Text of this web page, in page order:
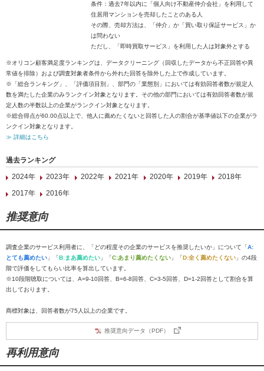
条件：過去7年以内に「個人向け不動産仲介会社」を利用して
住居用マンションを売却したことのある人
その際、売却方法は、「仲介」か「買い取り保証サービス」か
は問わない
ただし、「即時買取サービス」を利用した人は対象外とする
※オリコン顧客満足度ランキングは、データクリーニング（回収したデータから不正回答や異
常値を排除）および調査対象者条件から外れた回答を除外した上で作成しています。
※「総合ランキング」、「評価項目別」、部門の「業態別」においては有効回答者数が規定人
数を満たした企業のみランクイン対象となります。その他の部門においては有効回答者数が規
定人数の半数以上の企業がランクイン対象となります。
※総合得点が60.00点以上で、他人に薦めたくないと回答した人の割合が基準値以下の企業がラ
ンクイン対象となります。
≫ 詳細はこちら
過去ランキング
2024年
2023年 2022年 2021年 2020年 2019年
2018年
2017年
2016年
推奨意向
調査企業のサービス利用者に、「どの程度その企業のサービスを推奨したいか」について「A:
とても薦めたい 」「B:まあ薦めたい 」「C:あまり薦めたくない 」「D:全く薦めたくない 」の4段
階で評価をしてもらい比率を算出しています。
※10段階聴取については、A=9-10回答、B=6-8回答、C=3-5回答、D=1-2回答として割合を算
出しております。
商標対象は、回答者数が75人以上の企業です。
推奨意向データ（PDF）
再利用意向